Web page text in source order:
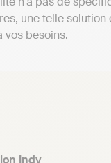
une telle solution
vos besoins.
Indy